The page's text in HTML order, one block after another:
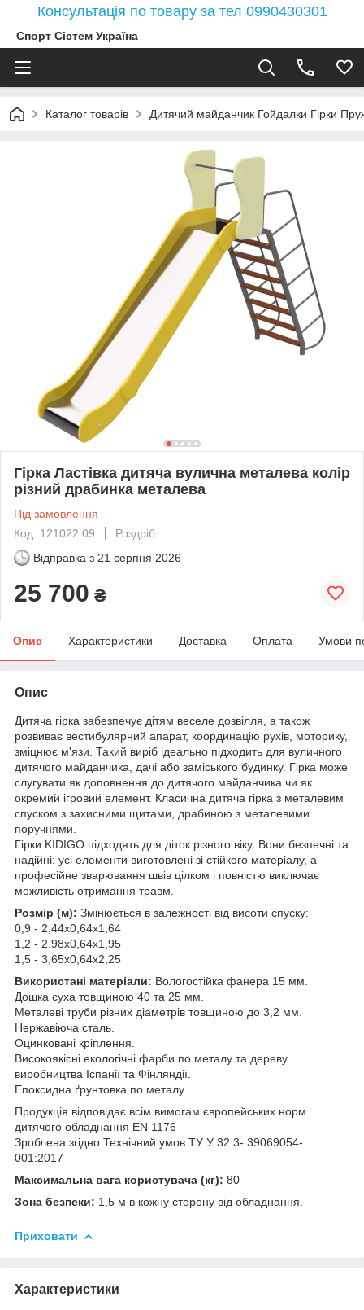
Консультація по товару за тел 0990430301
Спорт Сістем Україна
Каталог товарів Дитячий майданчик Гойдалки Гірки
Гірка Ластівка дитяча вулична металева колір
різний драбинка металева
Під замовлення
Код: 121022.09
Роздріб
Відправка з 21 серпня 2026
25 700 ₴
Опис Характеристики Доставка Оплата Умови
Опис
Дитяча гірка забезпечує дітям веселе дозвілля, а також
розвиває вестибулярний апарат, координацію рухів, моторику,
зміцнює м'язи. Такий виріб ідеально підходить для вуличного
дитячого майданчика, дачі або заміського будинку. Гірка може
слугувати як доповнення до дитячого майданчика чи як
окремий ігровий елемент. Класична дитяча гірка з металевим
спуском з захисними щитами, драбиною з металевими
поручнями.
Гірки KIDIGO підходять для діток різного віку. Вони безпечні та
надійні: усі елементи виготовлені зі стійкого матеріалу, а
професійне зварювання швів цілком і повністю виключає
можливість отримання травм.
Розмір (м): Змінюється в залежності від висоти спуску:
0,9 - 2,44х0,64х1,64
1,2 - 2,98х0,64х1,95
1,5 - 3,65х0,64х2,25
Використані матеріали: Вологостійка фанера 15 мм.
Дошка суха товщиною 40 та 25 мм.
Металеві труби різних діаметрів товщиною до 3,2 мм.
Нержавіюча сталь.
Оцинковані кріплення.
Високоякісні екологічні фарби по металу та дереву
виробництва Іспанії та Фінляндії.
Епоксидна ґрунтовка по металу.
Продукція відповідає всім вимогам європейських норм
дитячого обладнання EN 1176
Зроблена згідно Технічний умов ТУ У 32.3- 39069054-
001:2017
Максимальна вага користувача (кг): 80
Зона безпеки: 1,5 м в кожну сторону від обладнання.
Приховати
Характеристики